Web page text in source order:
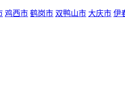
鸡西市 鹤岗市 双鸭山市 大庆市 伊